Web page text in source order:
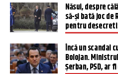
Năsui, despre
să-şi bată joc de
pentru
Încă un scandal
Bolojan.
Șerban, PSD, ar